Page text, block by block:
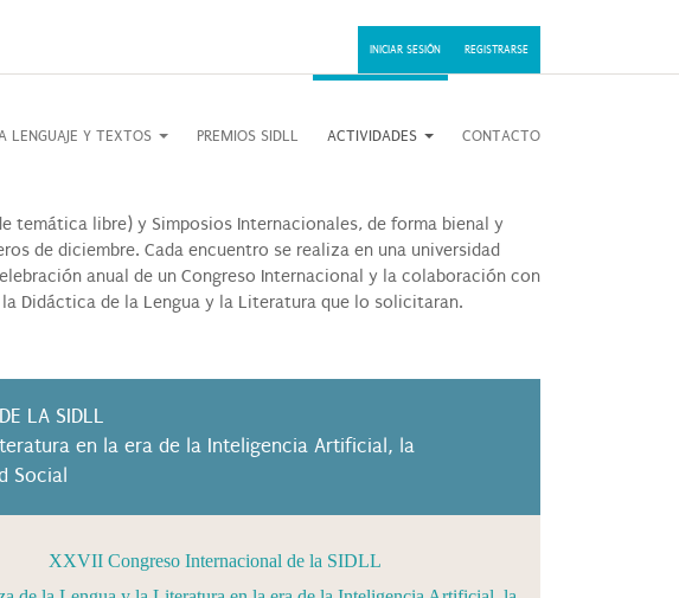
INICIAR SESIÓN REGISTRARSE
LENGUAJE Y TEXTOS PREMIOS SIDLL ACTIVIDADES CONTACTO
temática libre) y Simposios Internacionales, de forma bienal y
de diciembre. Cada encuentro se realiza en una universidad
anual de un Congreso Internacional y la colaboración con
Didáctica de la Lengua y la Literatura que lo solicitaran.
LA SIDLL
en la era de la Inteligencia Artificial, la
Social
XXVII Congreso Internacional de la SIDLL